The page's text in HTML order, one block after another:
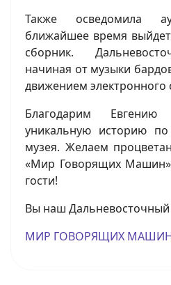
Также осведомила
ближайшее время
сборник.
начиная от музыки
движением электронного
Благодарим
уникальную историю
музея. Желаем
«Мир Говорящих
гости!
Вы наш Дальневосточный
МИР ГОВОРЯЩИХ